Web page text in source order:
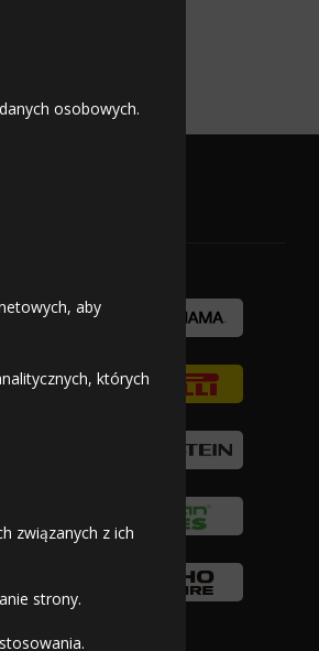
osobowych.
aby
których
związanych z ich
strony.